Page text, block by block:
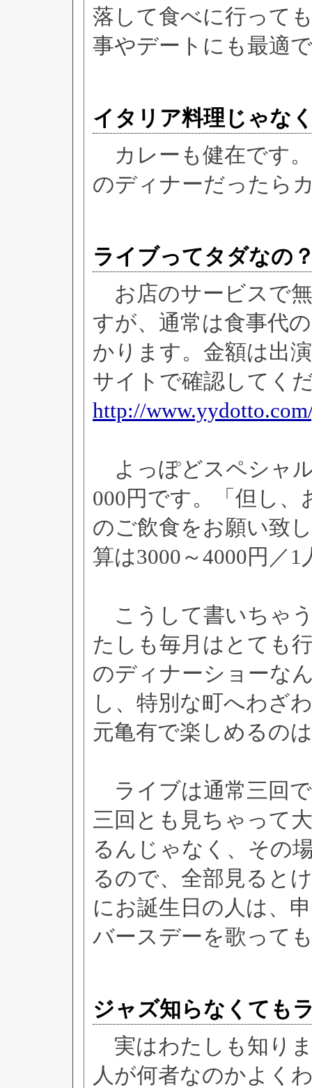
落して食べに行って
事やデートにも最適
イタリア料理じゃな
カレーも健在です
のディナーだったら
ライブってタダなの
お店のサービスで
すが、通常は食事代
かります。金額は出
サイトで確認してく
http://
よっぽどスペシャ
000円です。「但し、
のご飲食をお願い致
算は3000～4000円／
こうして書いちゃ
たしも毎月はとても
のディナーショーな
し、特別な町へわざ
元亀有で楽しめるの
ライブは通常三回
三回とも見ちゃって
るんじゃなく、その
るので、全部見ると
にお誕生日の人は、
バースデーを歌って
ジャズ知らなくても
実はわたしも知り
人が何者なのかよく